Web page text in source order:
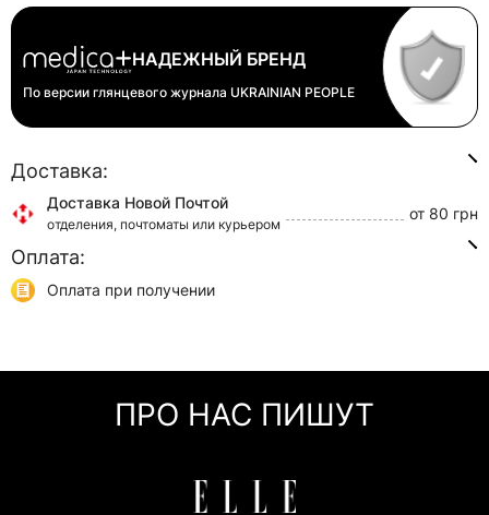
НАДЕЖНЫЙ БРЕНД
По версии глянцевого журнала UKRAINIAN PEOPLE
Доставка:
Доставка Новой Почтой
отделения, почтоматы или курьером
от 80 грн
Доставка Укр Почтой
Оплата:
Оплата при получении
Покупка частями (Моно Банк)
ПРО НАС ПИШУТ